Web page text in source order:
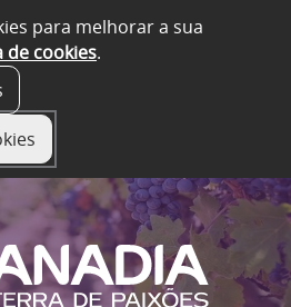
para melhorar a sua
de cookies.